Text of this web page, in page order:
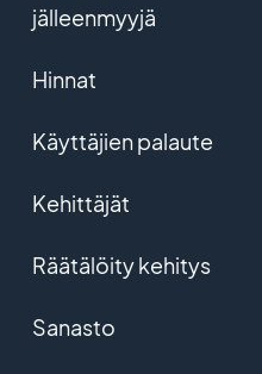
jälleenmyyjä
Hinnat
Käyttäjien palaute
Kehittäjät
Räätälöity kehitys
Sanasto